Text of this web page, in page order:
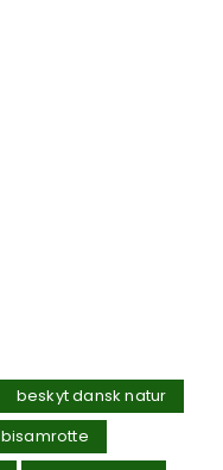
beskyt dansk natur
bisamrotte